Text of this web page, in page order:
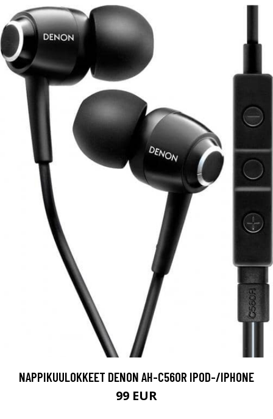
NAPPIKUULOKKEET DENON AH-C560R IPOD-/IPHONE
99 EUR